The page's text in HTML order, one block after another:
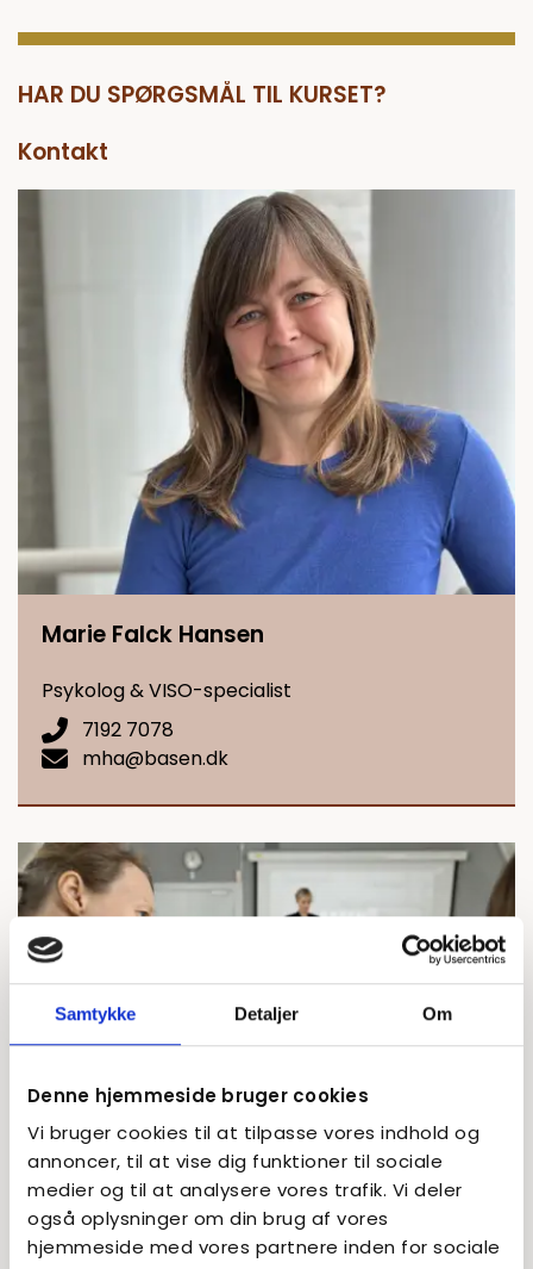
Samtykke Detaljer Om
Denne hjemmeside bruger cookies
Vi bruger cookies til at tilpasse vores indhold og
annoncer, til at vise dig funktioner til sociale
medier og til at analysere vores trafik. Vi deler
også oplysninger om din brug af vores
hjemmeside med vores partnere inden for sociale
HAR DU SPØRGSMÅL TIL KURSET?
Kontakt
Marie Falck Hansen
Psykolog & VISO-specialist
7192 7078
mha@basen.dk
Skræddersyede kurser